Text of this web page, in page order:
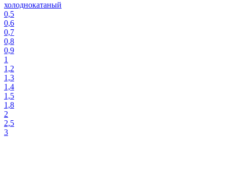
холоднокатаный
0,5
0,6
0,7
0,8
0,9
1
1,2
1,3
1,4
1,5
1,8
2
2,5
3